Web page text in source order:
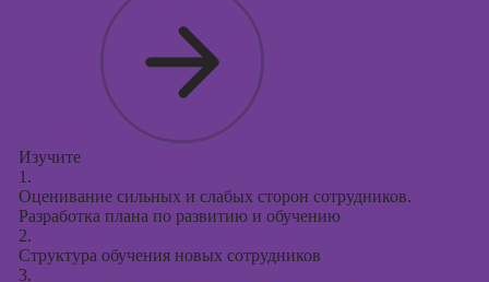
Изучите
1.
Оценивание сильных и слабых сторон сотрудников.
Разработка плана по развитию и обучению
2.
Структура обучения новых сотрудников
3.